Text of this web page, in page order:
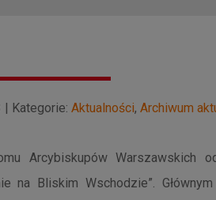
| Kategorie: Aktualności, Archiwum
Arcybiskupów Warszawskich
na Bliskim Wschodzie”.